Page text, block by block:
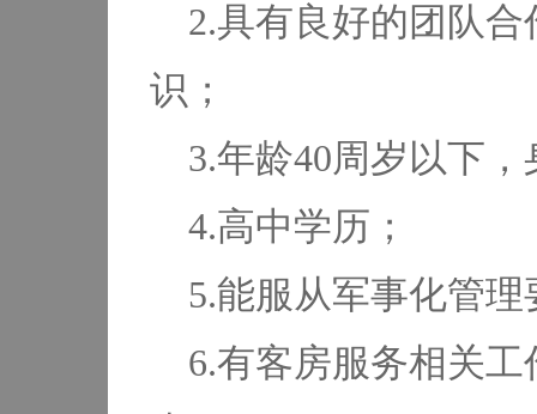
2.具有良好的团队
识；
3.年龄40周岁以下
4.高中学历；
5.能服从军事化管理
6.有客房服务相关